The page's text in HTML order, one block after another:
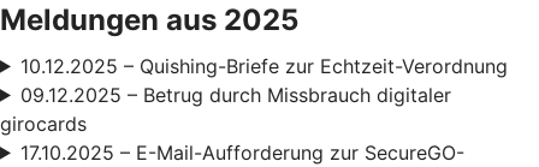
Meldungen aus 2025
10.12.2025 – Quishing-Briefe zur Echtzeit-Verordnung
09.12.2025 – Betrug durch Missbrauch digitaler
girocards
17.10.2025 – E-Mail-Aufforderung zur SecureGO-